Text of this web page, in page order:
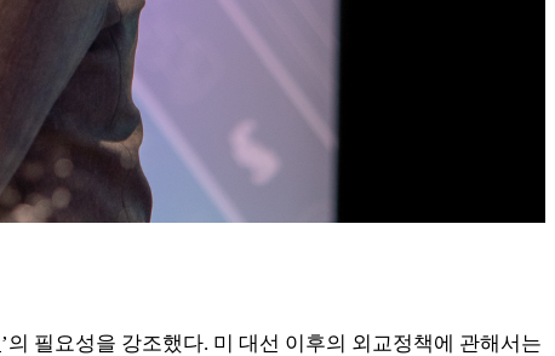
’의 필요성을 강조했다. 미 대선 이후의 외교정책에 관해서는